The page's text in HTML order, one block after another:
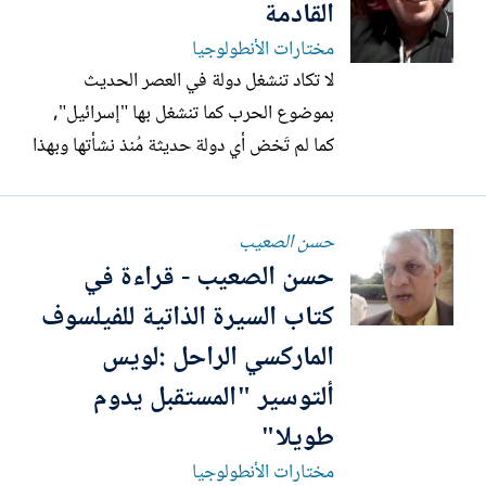
القادمة
مختارات الأنطولوجيا
لا تكاد تنشغل دولة في العصر الحديث
بموضوع الحرب كما تنشغل بها "إسرائيل",
كما لم تَخض أي دولة حديثة مُنذ نشأتها وبهذا
عدواناً على شعوب المنطقة, والسبب يكمن
في طبيعة "إسرائيل" بوصفها مجتمعاً
استيطانياً وتوسعياً...
حسن الصعيب
حسن الصعيب - قراءة في
كتاب السيرة الذاتية للفيلسوف
الماركسي الراحل :لويس
ألتوسير "المستقبل يدوم
طويلا"
مختارات الأنطولوجيا